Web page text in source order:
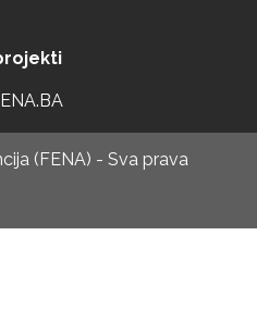
(FENA) - Sva prava